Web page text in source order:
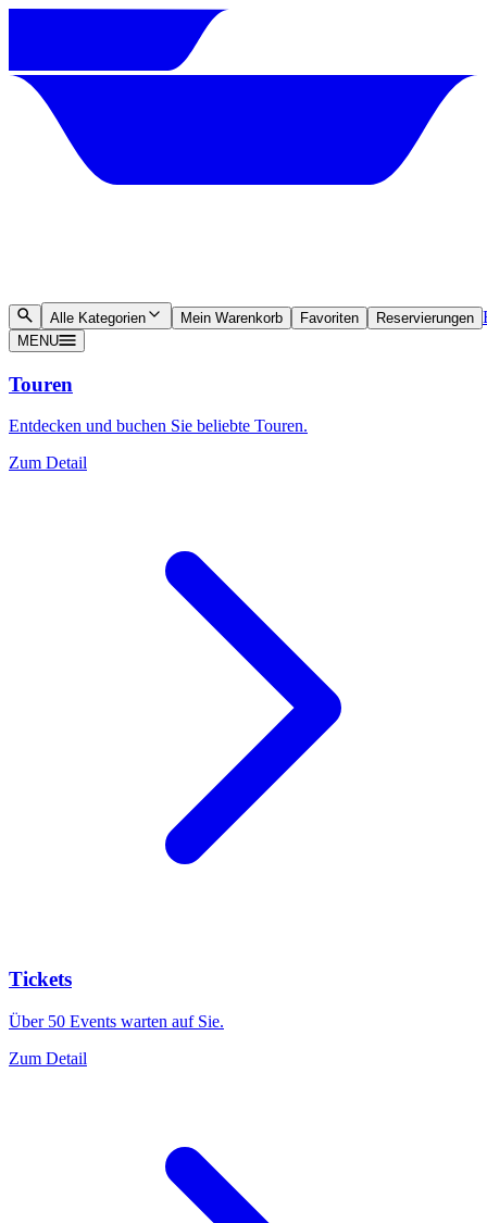
Alle Kategorien Mein Warenkorb Favoriten Reservierungen
MENU
Touren
Entdecken und buchen Sie beliebte Touren.
Zum Detail
Tickets
Über 50 Events warten auf Sie.
Zum Detail